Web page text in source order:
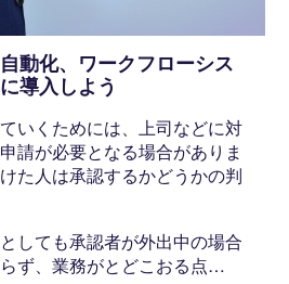
動化、ワークフローシス
導入しよう
いくためには、上司などに対
請が必要となる場合がありま
た人は承認するかどうかの判
しても承認者が外出中の場合
ず、業務がとどこおる点…